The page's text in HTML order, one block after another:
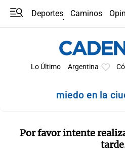
Deportes Caminos
Lo Último Argentina
miedo en la
Por favor intente